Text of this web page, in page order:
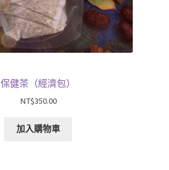
保健茶（經濟包）
NT$350.00
加入購物車